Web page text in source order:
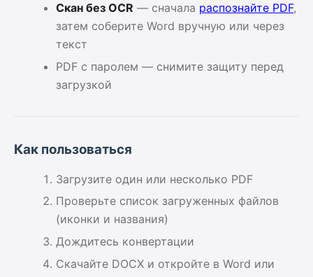
Скан без OCR — сначала распознайте PDF,
затем соберите Word вручную или через
текст
PDF с паролем — снимите защиту перед
загрузкой
Как пользоваться
Загрузите один или несколько PDF
Проверьте список загруженных файлов
(иконки и названия)
Дождитесь конвертации
Скачайте DOCX и откройте в Word или